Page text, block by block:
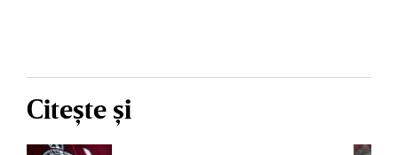
Citește și